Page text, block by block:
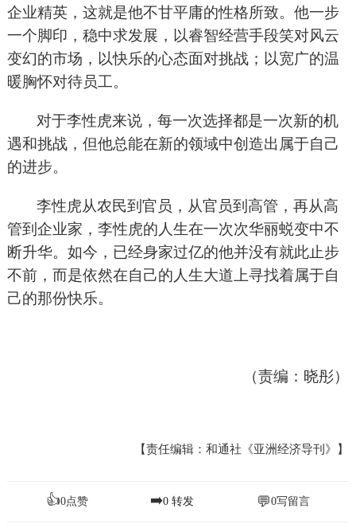
企业精英，这就是他不甘平庸的性格所致。他一步
一个脚印，稳中求发展，以睿智经营手段笑对风云
变幻的市场，以快乐的心态面对挑战；以宽广的温
暖胸怀对待员工。
对于李性虎来说，每一次选择都是一次新的机
遇和挑战，但他总能在新的领域中创造出属于自己
的进步。
李性虎从农民到官员，从官员到高管，再从高
管到企业家，李性虎的人生在一次次华丽蜕变中不
断升华。如今，已经身家过亿的他并没有就此止步
不前，而是依然在自己的人生大道上寻找着属于自
己的那份快乐。
（责编：晓彤）
【责任编辑：和通社《亚洲经济导刊》】
👍0点赞 ➡️0 转发 💬0写留言